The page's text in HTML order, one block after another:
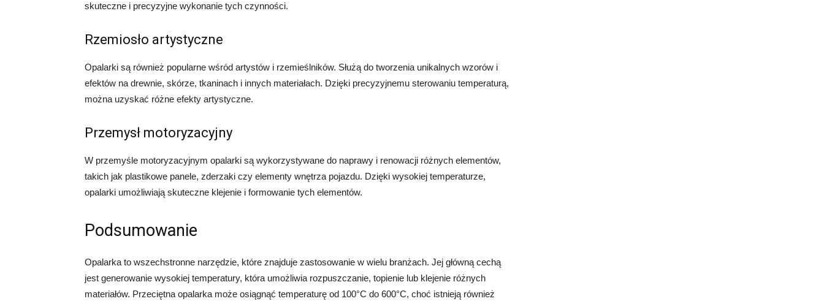
skuteczne i precyzyjne wykonanie tych czynności.
Rzemiosło artystyczne
Opalarki są również popularne wśród artystów i rzemieślników. Służą do tworzenia unikalnych wzorów i
efektów na drewnie, skórze, tkaninach i innych materiałach. Dzięki precyzyjnemu sterowaniu temperaturą,
można uzyskać różne efekty artystyczne.
Przemysł motoryzacyjny
W przemyśle motoryzacyjnym opalarki są wykorzystywane do naprawy i renowacji różnych elementów,
takich jak plastikowe panele, zderzaki czy elementy wnętrza pojazdu. Dzięki wysokiej temperaturze,
opalarki umożliwiają skuteczne klejenie i formowanie tych elementów.
Podsumowanie
Opalarka to wszechstronne narzędzie, które znajduje zastosowanie w wielu branżach. Jej główną cechą
jest generowanie wysokiej temperatury, która umożliwia rozpuszczanie, topienie lub klejenie różnych
materiałów. Przeciętna opalarka może osiągnąć temperaturę od 100°C do 600°C, choć istnieją również